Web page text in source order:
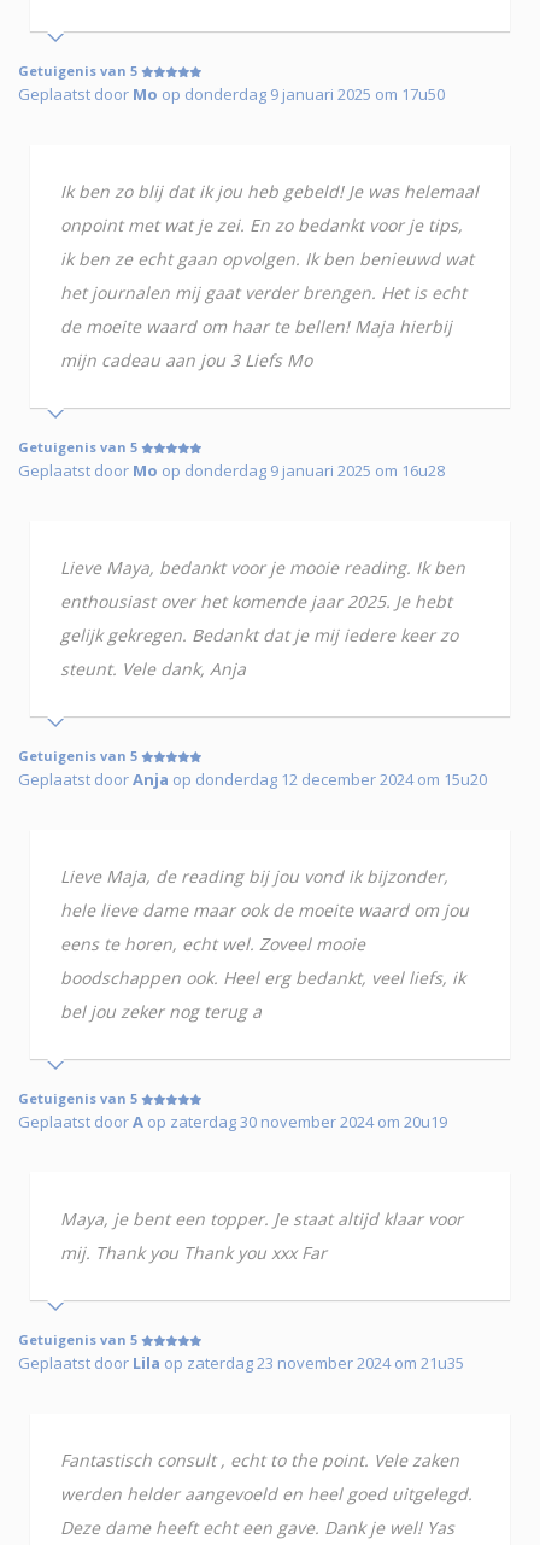
Getuigenis van 5
Geplaatst door Mo op donderdag 9 januari 2025 om 17u50
Ik ben zo blij dat ik jou heb gebeld! Je was helemaal
onpoint met wat je zei. En zo bedankt voor je tips,
ik ben ze echt gaan opvolgen. Ik ben benieuwd wat
het journalen mij gaat verder brengen. Het is echt
de moeite waard om haar te bellen! Maja hierbij
mijn cadeau aan jou 3 Liefs Mo
Getuigenis van 5
Geplaatst door Mo op donderdag 9 januari 2025 om 16u28
Lieve Maya, bedankt voor je mooie reading. Ik ben
enthousiast over het komende jaar 2025. Je hebt
gelijk gekregen. Bedankt dat je mij iedere keer zo
steunt. Vele dank, Anja
Getuigenis van 5
Geplaatst doorAnja op donderdag 12 december 2024 om 15u20
Lieve Maja, de reading bij jou vond ik bijzonder,
hele lieve dame maar ook de moeite waard om jou
eens te horen, echt wel. Zoveel mooie
boodschappen ook. Heel erg bedankt, veel liefs, ik
bel jou zeker nog terug a
Getuigenis van 5
Geplaatst doorA op zaterdag 30 november 2024 om 20u19
Maya, je bent een topper. Je staat altijd klaar voor
mij. Thank you Thank you xxx Far
Getuigenis van 5
Geplaatst door Lila op zaterdag 23 november 2024 om 21u35
Fantastisch consult , echt to the point. Vele zaken
werden helder aangevoeld en heel goed uitgelegd.
Deze dame heeft echt een gave. Dank je wel! Yas